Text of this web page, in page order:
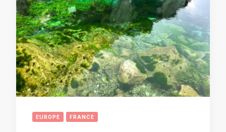
EUROPE FRANCE